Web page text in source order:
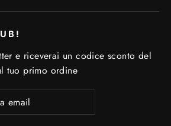
e riceverai un codice sconto del
tuo primo ordine